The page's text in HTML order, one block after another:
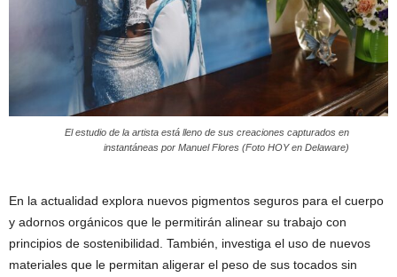
El estudio de la artista está lleno de sus creaciones capturados en
instantáneas por Manuel Flores (Foto HOY en Delaware)
En la actualidad explora nuevos pigmentos seguros para el cuerpo
y adornos orgánicos que le permitirán alinear su trabajo con
principios de sostenibilidad. También, investiga el uso de nuevos
materiales que le permitan aligerar el peso de sus tocados sin